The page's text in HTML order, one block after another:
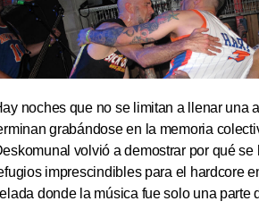
noches que no se limitan a llenar una
grabándose en la memoria
volvió a demostrar por qué
imprescindibles para el hardcore
donde la música fue solo una parte